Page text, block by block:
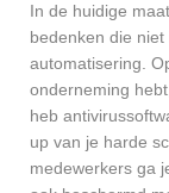
In de huidige
bedenken die
automatisering.
onderneming
heb
up van je harde
medewerkers ga